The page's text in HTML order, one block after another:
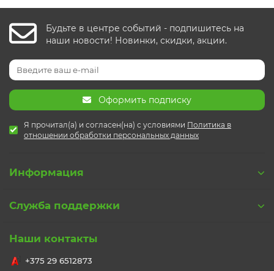
Будьте в центре событий - подпишитесь на
наши новости! Новинки, скидки, акции.
Оформить подписку
Я прочитал(а) и согласен(на) с условиями Политика в
отношении обработки персональных данных
Информация
Служба поддержки
Наши контакты
+375 29 6512873